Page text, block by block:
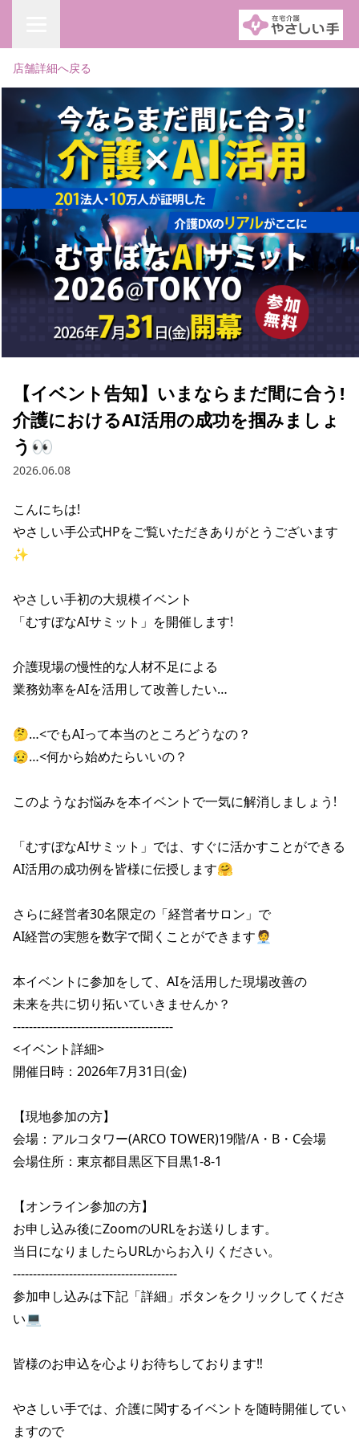
店舗詳細へ戻る
【イベント告知】いまならまだ間に合う!
介護におけるAI活用の成功を掴みましょ
う👀
2026.06.08
こんにちは!
やさしい手公式HPをご覧いただきありがとうございます
✨
やさしい手初の大規模イベント
「むすぼなAIサミット」を開催します!
介護現場の慢性的な人材不足による
業務効率をAIを活用して改善したい…
🤔…<でもAIって本当のところどうなの？
😥…<何から始めたらいいの？
このようなお悩みを本イベントで一気に解消しましょう!
「むすぼなAIサミット」では、すぐに活かすことができる
AI活用の成功例を皆様に伝授します🤗
さらに経営者30名限定の「経営者サロン」で
AI経営の実態を数字で聞くことができます🧑‍💼
本イベントに参加をして、AIを活用した現場改善の
未来を共に切り拓いていきませんか？
----------------------------------------
<イベント詳細>
開催日時：2026年7月31日(金)
【現地参加の方】
会場：アルコタワー(ARCO TOWER)19階/A・B・C会場
会場住所：東京都目黒区下目黒1-8-1
【オンライン参加の方】
お申し込み後にZoomのURLをお送りします。
当日になりましたらURLからお入りください。
-----------------------------------------
参加申し込みは下記「詳細」ボタンをクリックしてくださ
い💻
皆様のお申込を心よりお待ちしております‼️
やさしい手では、介護に関するイベントを随時開催してい
ますので